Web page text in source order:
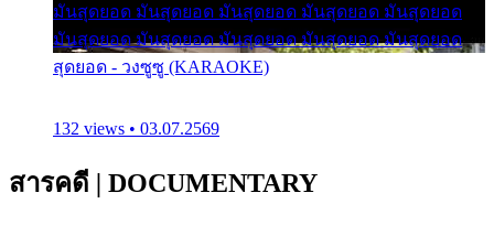
มันสุดยอด มันสุดยอด มันสุดยอด มันสุดยอด มันสุดยอด
มันสุดยอด มันสุดยอด มันสุดยอด มันสุดยอด มันสุดยอด
สุดยอด - วงซูซู (KARAOKE)
132 views • 03.07.2569
สารคดี | DOCUMENTARY